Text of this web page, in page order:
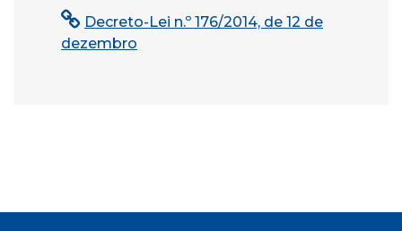
Decreto-Lei n.º 176/2014, de 12 de
dezembro